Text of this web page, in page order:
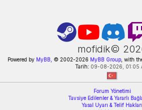
mofidik©
Powered by MyBB, © 2002-2026MyBB Group, with
Tarih: 09-08-2026, 01:05
Forum Yönetimi
Tavsiye Edilenler & Yararlı
Yasal Uyarı & Telif Hakları